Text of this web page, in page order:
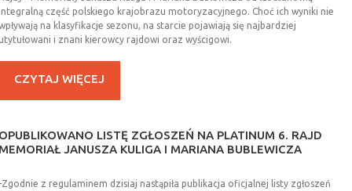
część polskiego krajobrazu motoryzacyjnego. Choć ich wyniki nie
na klasyfikacje sezonu, na starcie pojawiają się najbardziej
i znani kierowcy rajdowi oraz wyścigowi.
CZYTAJ WIĘCEJ
LISTĘ ZGŁOSZEŃ NA PLATINUM 6. RAJD
JANUSZA KULIGA I MARIANA BUBLEWICZA
Zgodnie z regulaminem dzisiaj nastąpiła publikacja oficjalnej listy zgłoszeń